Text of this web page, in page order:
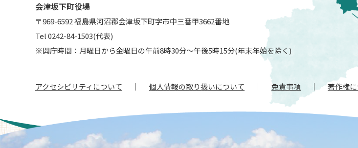
アクセシビリティについて 個人情報の取り扱いについて 免責事項 著作権
会津坂下町役場
〒969-6592 福島県河沼郡会津坂下町字市中三番甲3662番地
Tel 0242-84-1503(代表)
※開庁時間：月曜日から金曜日の午前8時30分～午後5時15分(年末年始を除く)